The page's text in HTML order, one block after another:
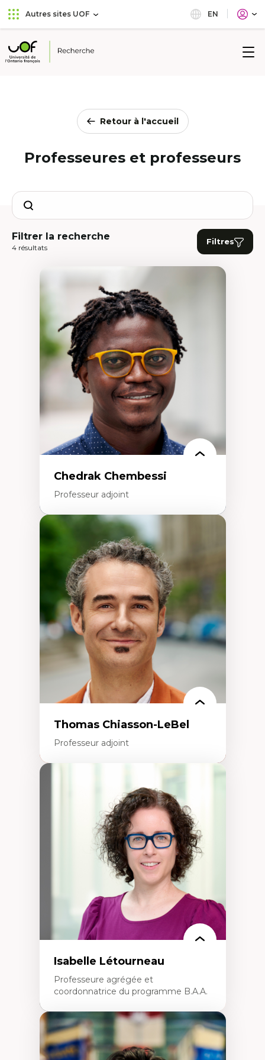
Aller
au
principal
Passer
au
Autres sites UOF EN
Université
Retour à l'accueil
Professeures et professeurs
Search
Filtrer la recherche
4 résultats
Filtres
Chedrak Chembessi
Professeur adjoint
Économie circulaire
Modèles d’affaires durables
Histoire des faits économiques
Gestion durable des ressources naturelles
Écologie industrielle
Aménagement durable du territoire
Développement régional
Coopératives
Télétravail en milieu rural francophone
Transition socio-écologique
Thomas Chiasson-LeBel
Professeur adjoint
Théories du développement
Économie politique comparée
Élites économiques
Sociologie économique
Extractivisme
Classes sociales
Mouvements sociaux
Théories de l’État
Isabelle Létourneau
Professeure agrégée et
coordonnatrice du programme B.A.A.
Expertises
Conciliation travail-vie personnelle
Gestion des ressources humaines